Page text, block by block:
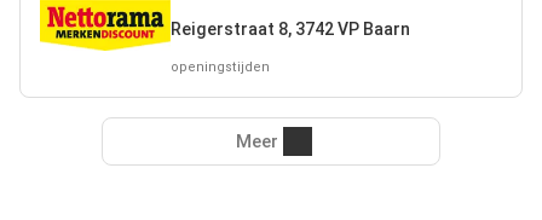
Reigerstraat 8, 3742 VP Baarn
openingstijden
Meer